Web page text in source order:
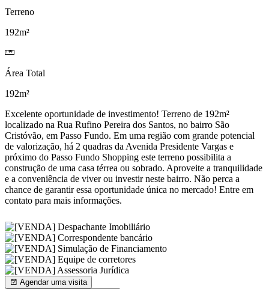
Terreno
192m²
Área Total
192m²
Excelente oportunidade de investimento! Terreno de 192m²
localizado na Rua Rufino Pereira dos Santos, no bairro São
Cristóvão, em Passo Fundo. Em uma região com grande potencial
de valorização, há 2 quadras da Avenida Presidente Vargas e
próximo do Passo Fundo Shopping este terreno possibilita a
construção de uma casa térrea ou sobrado. Aproveite a tranquilidade
e a conveniência de viver ou investir neste bairro. Não perca a
chance de garantir essa oportunidade única no mercado! Entre em
contato para mais informações.
Agendar uma visita